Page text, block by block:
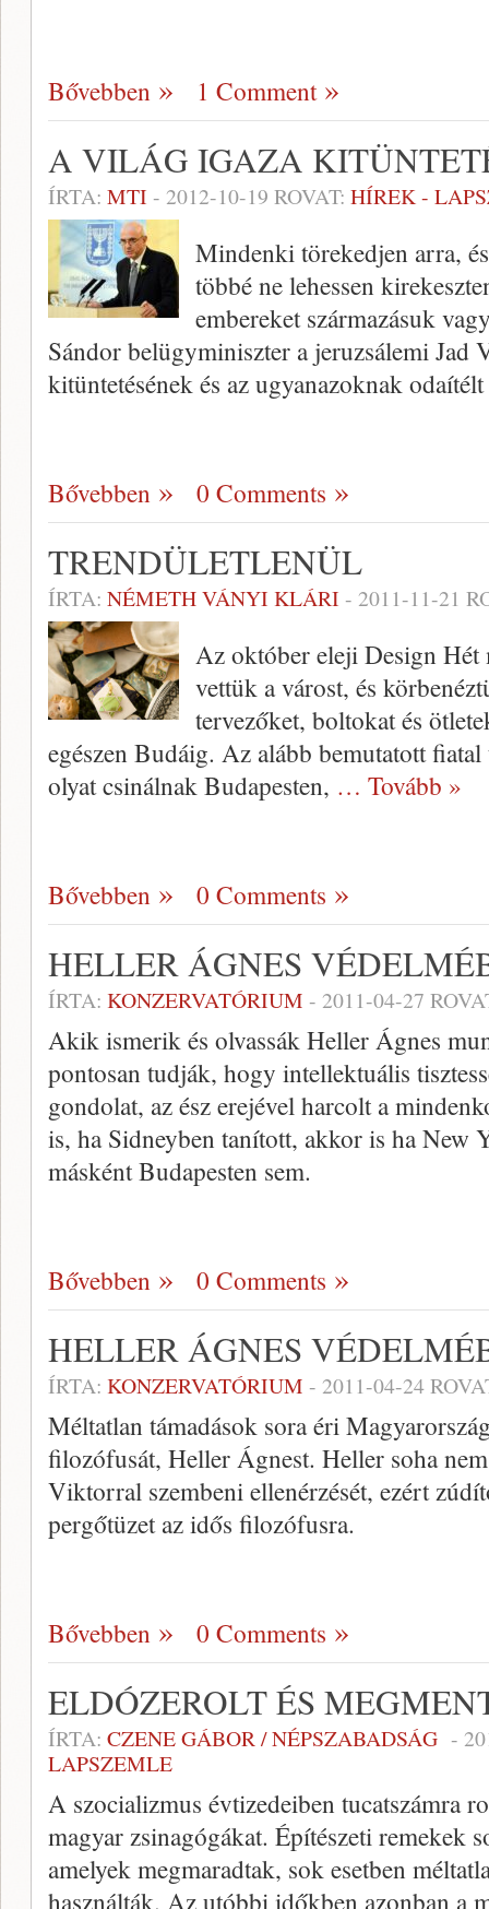
Bővebben 1 Comment
A VILÁG IGAZA
ÍRTA: MTI - 2012-10-19 ROVAT: HÍREK -
Mindenki törekedjen arra,
többé ne lehessen
embereket származásuk
Sándor belügyminiszter a jeruzsálemi Jad
kitüntetésének és az ugyanazoknak odaítélt
Bővebben 0 Comments
TRENDÜLETLENÜL
ÍRTA: NÉMETH VÁNYI KLÁRI - 2011-11-21
Az október eleji Design
vettük a várost, és
tervezőket, boltokat és
egészen Budáig. Az alább bemutatott
olyat csinálnak Budapesten, … Tovább »
Bővebben 0 Comments
HELLER ÁGNES
ÍRTA: KONZERVATÓRIUM - 2011-04-27
Akik ismerik és olvassák Heller Ágnes
pontosan tudják, hogy intellektuális
gondolat, az ész erejével harcolt a
is, ha Sidneyben tanított, akkor is ha New
másként Budapesten sem.
Bővebben 0 Comments
HELLER ÁGNES
ÍRTA: KONZERVATÓRIUM - 2011-04-24
Méltatlan támadások sora éri
filozófusát, Heller Ágnest. Heller soha
Viktorral szembeni ellenérzését, ezért
pergőtüzet az idős filozófusra.
Bővebben 0 Comments
ELDÓZEROLT ÉS
ÍRTA: CZENE GÁBOR / NÉPSZABADSÁG -
LAPSZEMLE
A szocializmus évtizedeiben tucatszámra
magyar zsinagógákat. Építészeti remekek
amelyek megmaradtak, sok esetben
használták. Az utóbbi időkben azonban a